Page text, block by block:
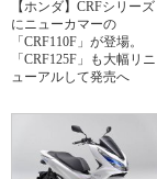
【ホンダ】CRFシリーズ
にニューカマーの
「CRF110F」が登場。
「CRF125F」も大幅リニ
ューアルして発売へ